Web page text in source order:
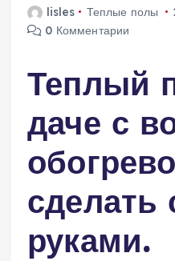
lisles Теплые полы
0 Комментарии
Теплый
даче с
сделать
руками.